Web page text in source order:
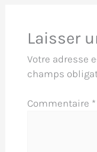
Laisser
Votre adresse
champs
Commentaire *